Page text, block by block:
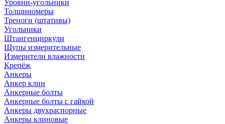
Уровни-угольники
Толщиномеры
Треноги (штативы)
Угольники
Штангенциркули
Щупы измерительные
Измерители влажности
Крепёж
Анкеры
Анкер клин
Анкерные болты
Анкерные болты с гайкой
Анкеры двухраспорные
Анкеры клиновые